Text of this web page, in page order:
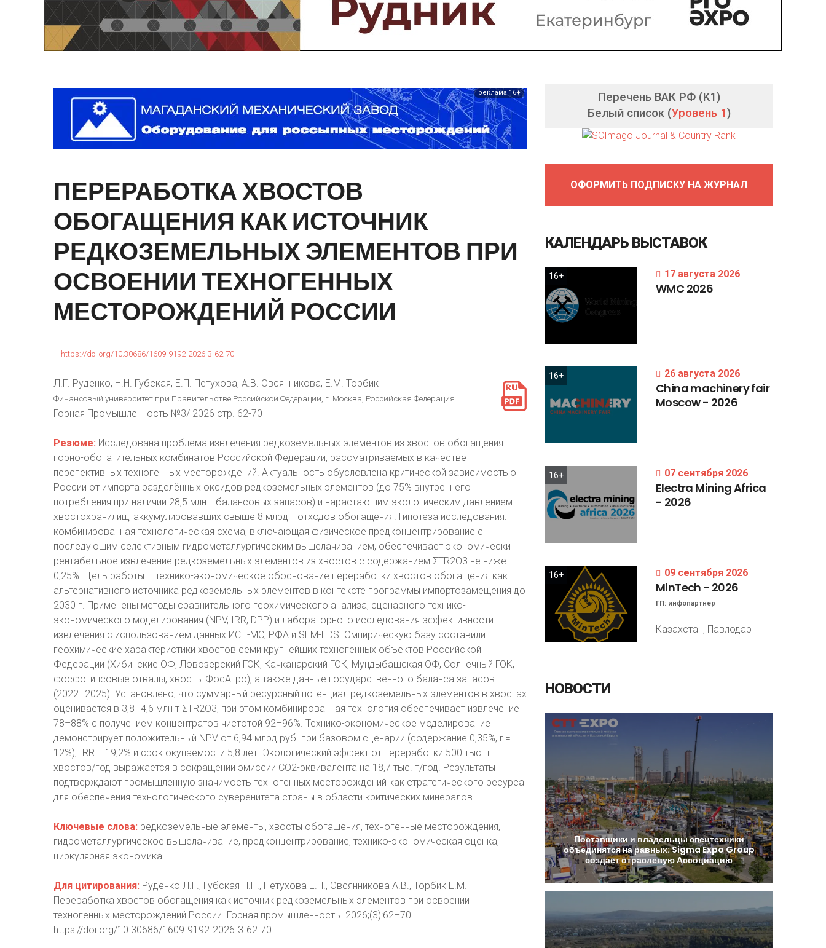
Предприятия и компании
Интервью
Выставки, Конференции
реклама 16+
ПЕРЕРАБОТКАХВОСТОВ
ОБОГАЩЕНИЯ КАКИСТОЧНИК
РЕДКОЗЕМЕЛЬНЫХЭЛЕМЕНТОВ ПРИ
ОСВОЕНИИТЕХНОГЕННЫХ
МЕСТОРОЖДЕНИЙ РОССИИ
https://doi.org/10.30686/1609-9192-2026-3-62-70
Л.Г. Руденко, Н.Н. Губская, Е.П. Петухова, А.В. Овсянникова, Е.М. Торбик
Финансовый университет при Правительстве Российской Федерации, г. Москва, Российская Федерация
Горная Промышленность №3/ 2026 стр. 62-70
Резюме: Исследована проблема извлечения редкоземельных элементов из хвостов обогащения
горно-обогатительных комбинатов Российской Федерации, рассматриваемых в качестве
перспективных техногенных месторождений. Актуальность обусловлена критической зависимостью
России от импорта разделённых оксидов редкоземельных элементов (до 75% внутреннего
потребления при наличии 28,5 млн т балансовых запасов) и нарастающим экологическим давлением
хвостохранилищ, аккумулировавших свыше 8 млрд т отходов обогащения. Гипотеза исследования:
комбинированная технологическая схема, включающая физическое предконцентрирование с
последующим селективным гидрометаллургическим выщелачиванием, обеспечивает экономически
рентабельное извлечение редкоземельных элементов из хвостов с содержанием ΣTR2O3 не ниже
0,25%. Цель работы – технико-экономическое обоснование переработки хвостов обогащения как
альтернативного источника редкоземельных элементов в контексте программы импортозамещения до
2030 г. Применены методы сравнительного геохимического анализа, сценарного технико-
экономического моделирования (NPV, IRR, DPP) и лабораторного исследования эффективности
извлечения с использованием данных ИСП-МС, РФА и SEM-EDS. Эмпирическую базу составили
геохимические характеристики хвостов семи крупнейших техногенных объектов Российской
Федерации (Хибинские ОФ, Ловозерский ГОК, Качканарский ГОК, Мундыбашская ОФ, Солнечный ГОК,
фосфогипсовые отвалы, хвосты ФосАгро), а также данные государственного баланса запасов
(2022–2025). Установлено, что суммарный ресурсный потенциал редкоземельных элементов в хвостах
оценивается в 3,8–4,6 млн т ΣTR2O3, при этом комбинированная технология обеспечивает извлечение
78–88% с получением концентратов чистотой 92–96%. Технико-экономическое моделирование
демонстрирует положительный NPV от 6,94 млрд руб. при базовом сценарии (содержание 0,35%, r =
12%), IRR = 19,2% и срок окупаемости 5,8 лет. Экологический эффект от переработки 500 тыс. т
хвостов/год выражается в сокращении эмиссии CO2-эквивалента на 18,7 тыс. т/год. Результаты
подтверждают промышленную значимость техногенных месторождений как стратегического ресурса
для обеспечения технологического суверенитета страны в области критических минералов.
Ключевые слова: редкоземельные элементы, хвосты обогащения, техногенные месторождения,
гидрометаллургическое выщелачивание, предконцентрирование, технико-экономическая оценка,
циркулярная экономика
Для цитирования: Руденко Л.Г., Губская Н.Н., Петухова Е.П., Овсянникова А.В., Торбик Е.М.
Переработка хвостов обогащения как источник редкоземельных элементов при освоении
техногенных месторождений России. Горная промышленность. 2026;(3):62–70.
https://doi.org/10.30686/1609-9192-2026-3-62-70
Перечень ВАК РФ (K1)
Белый список (Уровень 1)
ОФОРМИТЬ ПОДПИСКУ НА ЖУРНАЛ
КАЛЕНДАРЬ ВЫСТАВОК
16+ 17 августа 2026
WMC 2026
16+ 26 августа 2026
Chinamachineryfair
Moscow- 2026
16+ 07 сентября 2026
Electra MiningAfrica
- 2026
16+ 09 сентября 2026
MinTech - 2026
ГП: инфопартнер
Казахстан, Павлодар
НОВОСТИ
Поставщики и владельцыспецтехники
объединятсянаравных:SigmaExpoGroup
создаетотраслевуюАссоциацию